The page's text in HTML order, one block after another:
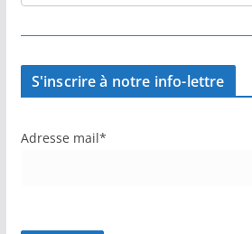
S'inscrire à notre info-lettre
Adresse mail*